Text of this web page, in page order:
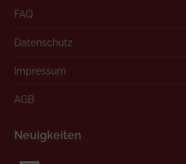
FAQ
Datenschutz
Impressum
AGB
Neuigkeiten